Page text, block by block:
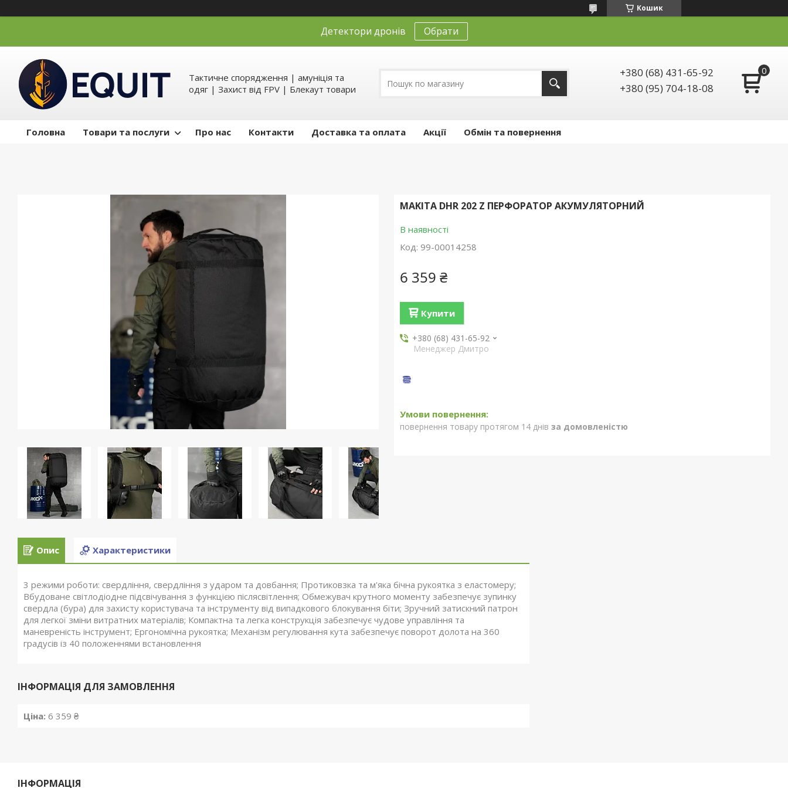
Кошик
Детектори дронів Обрати
Тактичне спорядження | амуніція та
одяг | Захист від FPV | Блекаут товари
+380 (68) 431-65-92
+380 (95) 704-18-08
Головна Товари та послуги Про нас Контакти Доставка та оплата Акції Обмін та повернення
MAKITA DHR 202 Z ПЕРФОРАТОР АКУМУЛЯТОРНИЙ
В наявності
Код: 99-00014258
6 359 ₴
Купити
+380 (68) 431-65-92
Менеджер Дмитро
повернення товару протягом 14 днів за домовленістю
Опис Характеристики
3 режими роботи: свердління, свердління з ударом та довбання; Протиковзка та м'яка бічна рукоятка з еластомеру;
Вбудоване світлодіодне підсвічування з функцією післясвітлення; Обмежувач крутного моменту забезпечує зупинку
свердла (бура) для захисту користувача та інструменту від випадкового блокування біти; Зручний затискний патрон
для легкої зміни витратних матеріалів; Компактна та легка конструкція забезпечує чудове управління та
маневреність інструмент; Ергономічна рукоятка; Механізм регулювання кута забезпечує поворот долота на 360
градусів із 40 положеннями встановлення
ІНФОРМАЦІЯ ДЛЯ ЗАМОВЛЕННЯ
Ціна: 6 359 ₴
ІНФОРМАЦІЯ